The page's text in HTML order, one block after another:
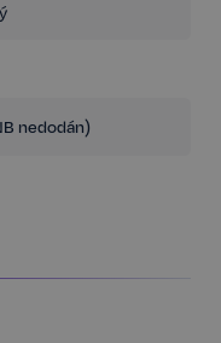
nedodán)